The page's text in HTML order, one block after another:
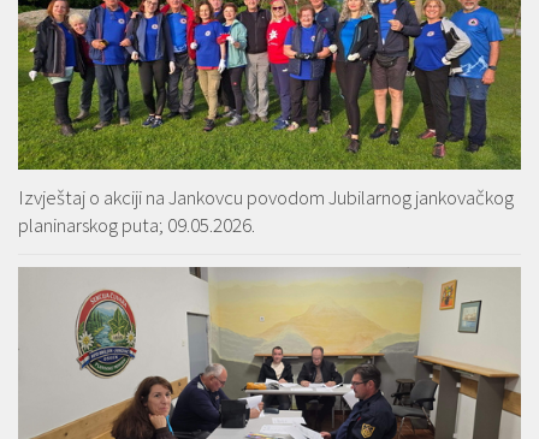
Izvještaj o akciji na Jankovcu povodom Jubilarnog jankovačkog
planinarskog puta; 09.05.2026.